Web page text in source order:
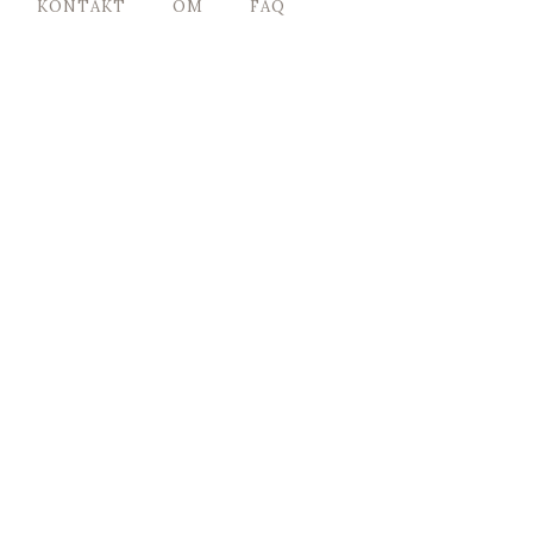
KONTAKT OM FAQ